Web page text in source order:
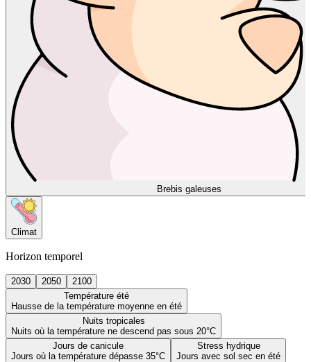
Brebis galeuses
Climat
Horizon temporel
2030 2050
2100
Température été
Hausse de la température moyenne en été
Nuits tropicales
Nuits où la température ne descend pas sous 20°C
Jours de canicule
Jours où la température dépasse 35°C
Stress hydrique
Jours avec sol sec en été